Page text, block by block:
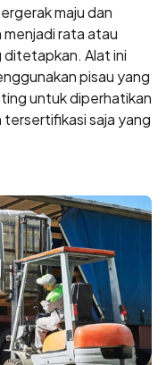
maju dan
menjadi rata atau
Alat ini
pisau yang
untuk diperhatikan
saja yang